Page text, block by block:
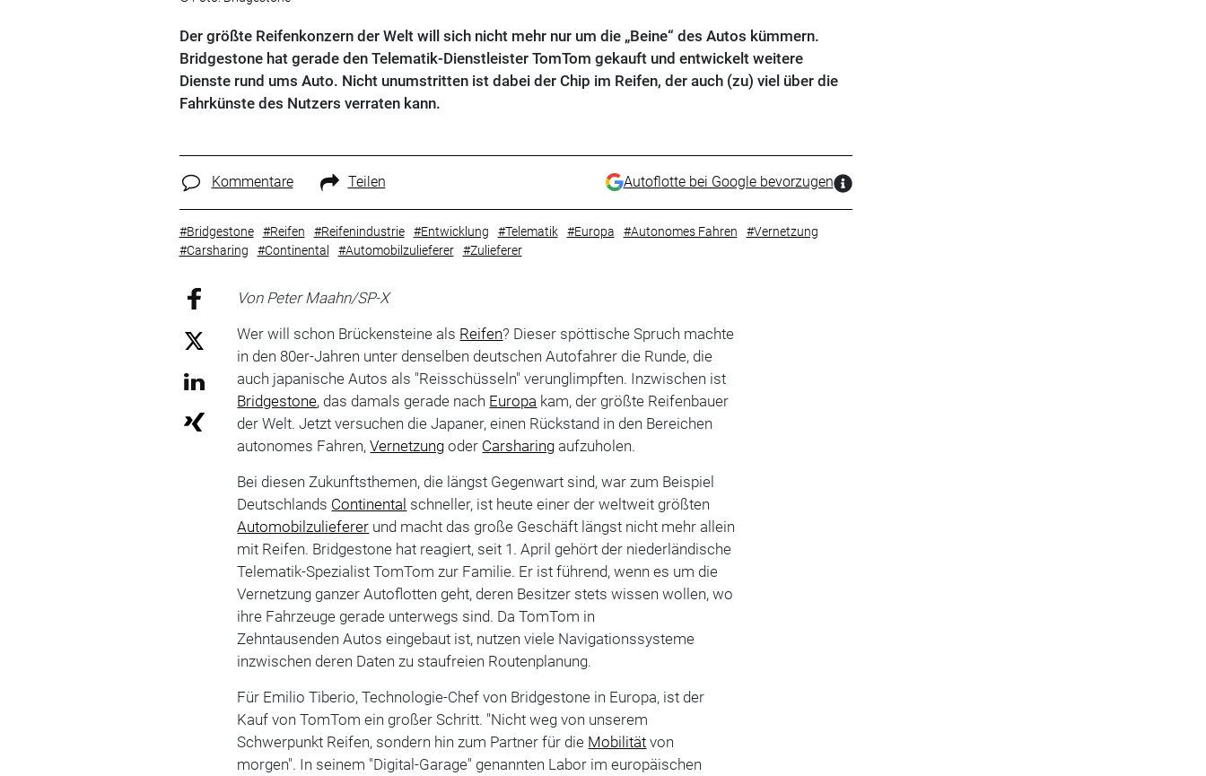
Der größte Reifenkonzern der Welt will sich nicht mehr nur um die „Beine“ des Autos kümmern.
Bridgestone hat gerade den Telematik-Dienstleister TomTom gekauft und entwickelt weitere
Dienste rund ums Auto. Nicht unumstritten ist dabei der Chip im Reifen, der auch (zu) viel über die
Fahrkünste des Nutzers verraten kann.
Kommentare Teilen Autoflotte bei Google bevorzugen
#Bridgestone #Reifen #Reifenindustrie #Entwicklung #Telematik #Europa #Autonomes Fahren
#Vernetzung
#Carsharing
#Continental #Automobilzulieferer #Zulieferer
Von Peter Maahn/SP-X
Wer will schon Brückensteine als Reifen? Dieser spöttische Spruch machte
in den 80er-Jahren unter denselben deutschen Autofahrer die Runde, die
auch japanische Autos als "Reisschüsseln" verunglimpften. Inzwischen ist
Bridgestone, das damals gerade nach Europa kam, der größte Reifenbauer
der Welt. Jetzt versuchen die Japaner, einen Rückstand in den Bereichen
autonomes Fahren,Vernetzung oder Carsharing aufzuholen.
Bei diesen Zukunftsthemen, die längst Gegenwart sind, war zum Beispiel
Deutschlands Continental schneller, ist heute einer der weltweit größten
Automobilzulieferer und macht das große Geschäft längst nicht mehr allein
mit Reifen. Bridgestone hat reagiert, seit 1. April gehört der niederländische
Telematik-Spezialist TomTom zur Familie. Er ist führend, wenn es um die
Vernetzung ganzer Autoflotten geht, deren Besitzer stets wissen wollen, wo
ihre Fahrzeuge gerade unterwegs sind. Da TomTom in
Zehntausenden Autos eingebaut ist, nutzen viele Navigationssysteme
inzwischen deren Daten zu staufreien Routenplanung.
Für Emilio Tiberio, Technologie-Chef von Bridgestone in Europa, ist der
Kauf von TomTom ein großer Schritt. "Nicht weg von unserem
Schwerpunkt Reifen, sondern hin zum Partner für die Mobilität von
morgen". In seinem "Digital-Garage" genannten Labor im europäischen